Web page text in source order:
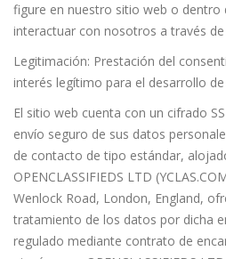
figure en nuestro sitio web o dentro
interactuar con nosotros a través de
Legitimación: Prestación del
interés legítimo para el desarrollo
El sitio web cuenta con un cifrado
envío seguro de sus datos
de contacto de tipo estándar,
OPENCLASSIFIEDS LTD
Wenlock Road, London, England,
tratamiento de los datos por dicha
regulado mediante contrato de